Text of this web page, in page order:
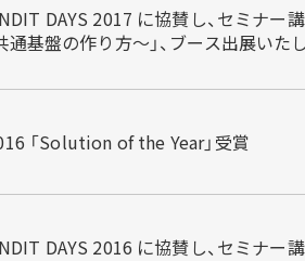
DAYS 2017 に協賛し、セミナ
基盤の作り方～」、ブース出展いた
「Solution of the Year」受賞
DAYS 2016 に協賛し、セミナー